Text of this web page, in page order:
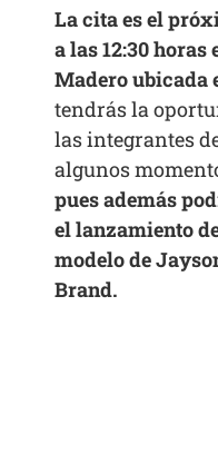
La cita es el
a las 12:30
Madero ubicada
tendrás la
las integrantes
algunos
pues además
el lanzamiento
modelo de
Brand.